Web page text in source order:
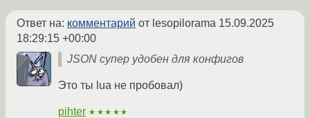
Ответ на: комментарий от lesopilorama 15.09.2025
18:29:15 +00:00
JSON супер удобен для конфигов
Это ты lua не пробовал)
pihter ★★★★★